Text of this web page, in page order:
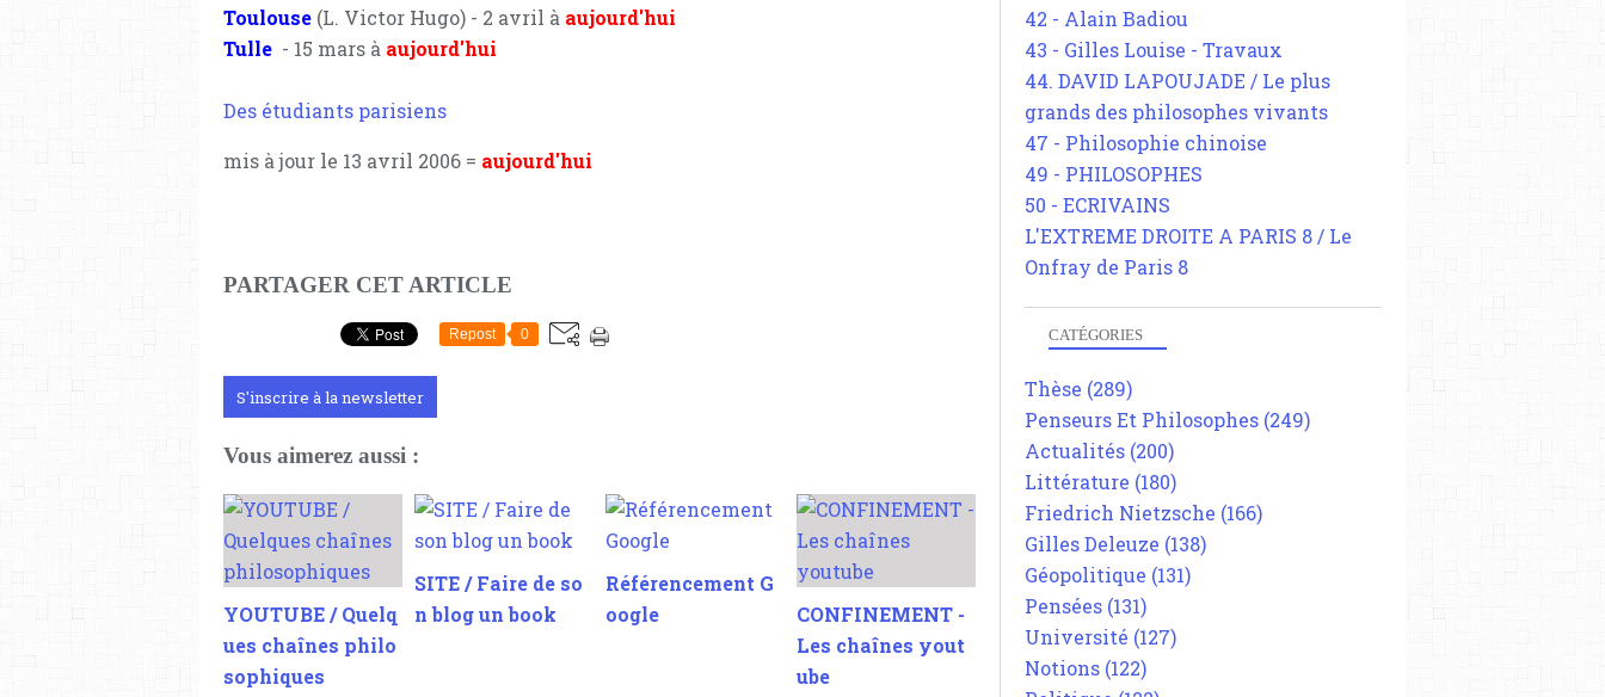
Toulouse (L. Victor Hugo) - 2 avril à aujourd'hui
Tulle - 15 mars à aujourd'hui
Des étudiants parisiens
mis à jour le 13 avril 2006 = aujourd'hui
PARTAGER CET ARTICLE
Repost 0
S'inscrire à la newsletter
Vous aimerez aussi :
YOUTUBE / Quelq
ues chaînes philo
sophiques
SITE / Faire de so
n blog un book
Référencement G
oogle
CONFINEMENT -
Les chaînes yout
ube
42 - Alain Badiou
43 - Gilles Louise - Travaux
44. DAVID LAPOUJADE / Le plus
grands des philosophes vivants
47 - Philosophie chinoise
49 - PHILOSOPHES
50 - ECRIVAINS
L'EXTREME DROITE A PARIS 8 / Le
Onfray de Paris 8
CATÉGORIES
Thèse (289)
Penseurs Et Philosophes (249)
Actualités (200)
Littérature (180)
Friedrich Nietzsche (166)
Gilles Deleuze (138)
Géopolitique (131)
Pensées (131)
Université (127)
Notions (122)